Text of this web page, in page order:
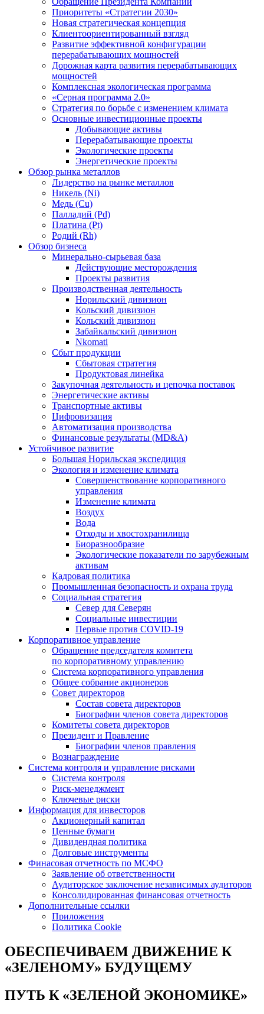
Приоритеты «Стратегии 2030»
Новая стратегическая концепция
Клиентоориентированный взгляд
Развитие эффективной конфигурации
перерабатывающих мощностей
Дорожная карта развития перерабатывающих
мощностей
Комплексная экологическая программа
«Серная программа 2.0»
Стратегия по борьбе с изменением климата
Основные инвестиционные проекты
Добывающие активы
Перерабатывающие проекты
Экологические проекты
Энергетические проекты
Обзор рынка металлов
Лидерство на рынке металлов
Никель (Ni)
Медь (Cu)
Палладий (Pd)
Платина (Pt)
Родий (Rh)
Обзор бизнеса
Минерально-сырьевая база
Действующие месторождения
Проекты развития
Производственная деятельность
Норильский дивизион
Кольский дивизион
Кольский дивизион
Забайкальский дивизион
Nkomati
Сбыт продукции
Сбытовая стратегия
Продуктовая линейка
Закупочная деятельность и цепочка поставок
Энергетические активы
Транспортные активы
Цифровизация
Автоматизация производства
Финансовые результаты (MD&A)
Устойчивое развитие
Большая Норильская экспедиция
Экология и изменение климата
Совершенствование корпоративного
управления
Изменение климата
Воздух
Вода
Отходы и хвостохранилища
Биоразнообразие
Экологические показатели по зарубежным
активам
Кадровая политика
Промышленная безопасность и охрана труда
Социальная стратегия
Север для Северян
Социальные инвестиции
Первые против COVID‑19
Корпоративное управление
Обращение председателя комитета
по корпоративному управлению
Система корпоративного управления
Общее собрание акционеров
Совет директоров
Состав совета директоров
Биографии членов совета директоров
Комитеты совета директоров
Президент и Правление
Биографии членов правления
Вознаграждение
Система контроля и управление рисками
Система контроля
Риск-менеджмент
Ключевые риски
Информация для инвесторов
Акционерный капитал
Ценные бумаги
Дивидендная политика
Долговые инструменты
Финасовая отчетность по МСФО
Заявление об ответственности
Аудиторское заключение независимых аудиторов
Консолидированная финансовая отчетность
Дополнительные ссылки
Приложения
Политика Cookie
ОБЕСПЕЧИВАЕМ ДВИЖЕНИЕ К
«ЗЕЛЕНОМУ» БУДУЩЕМУ
ПУТЬ К«ЗЕЛЕНОЙ ЭКОНОМИКЕ»